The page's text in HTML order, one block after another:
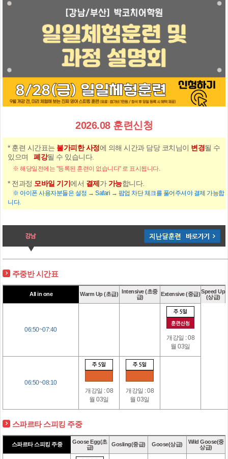
2026.08 훈련신청
* 훈련 시간표는 불가피한 사정에 의해 시간과 담당 코치님이 변경될 수
있으며
폐강될 수 있습니다.
※ 해당일전에는 "등록된 훈련이 없습니다" 로 표시됩니다.
* 전과정 모바일 기기 에서 결제 가가능합니다.
※ 아이폰 사용자분들은 설정 → Safari → 팝업 차단 체크를 풀어주셔야 결제 가능합
니다.
주중반 시간표
All in one Warm Up (초급)
Intensive (초중
급)
Extensive (중급)Speed Up
(상급)
06:50~07:40
개강일 : 08
월 03일
06:50~08:10
개강일 : 08
월 03일
개강일 : 08
월 03일
스파르타 스피킹 주중
스파르타 스피킹 주중
Goose Egg(초
급)
Gosling(중급) Goose(상급)
Wild Goose(중
상급)